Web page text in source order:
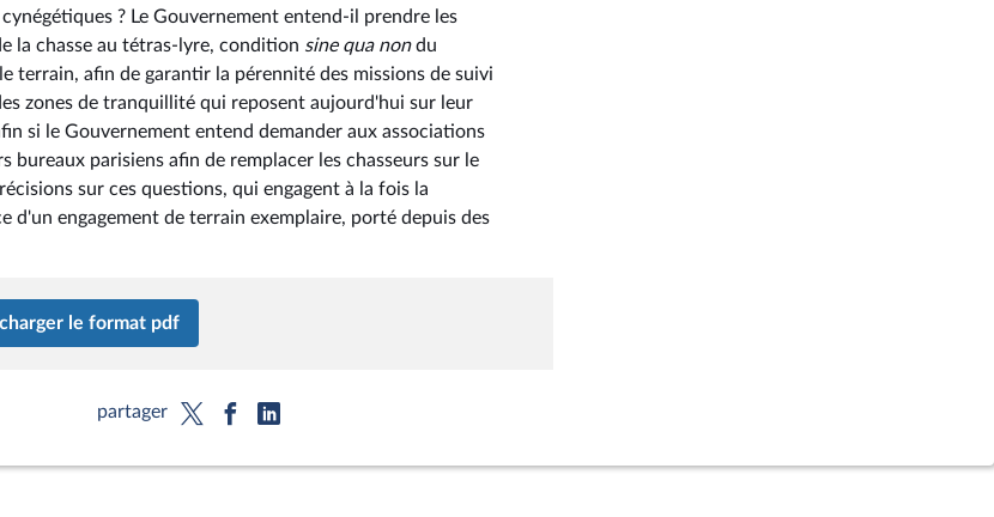
? Le Gouvernement entend-il prendre les
la chasse au tétras-lyre, condition sine qua nondu
terrain, afin de garantir la pérennité des missions de suivi
zones de tranquillité qui reposent aujourd'hui sur leur
si le Gouvernement entend demander aux associations
parisiens afin de remplacer les chasseurs sur le
sur ces questions, qui engagent à la fois la
engagement de terrain exemplaire, porté depuis des
le format pdf
partager